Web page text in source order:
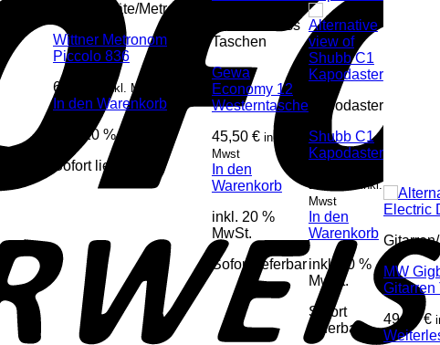
Stimmgeräte/Metronome
Wittner Metronom
Piccolo 836
65,70
inkl. Mwst
In den Warenkorb
inkl. 20 % MwSt.
Sofort lieferbar
Gitarren/Bass
Taschen
Gewa
Economy 12
Westerntasche
45,50 € inkl.
Mwst
In den
Warenkorb
inkl. 20 %
MwSt.
Sofort lieferbar
Kapodaster
Shubb C1
Kapodaster
26,50
inkl.
Mwst
In den
Warenkorb
inkl. 20 %
MwSt.
Sofort
lieferbar
MW
Gitarren
49,00€